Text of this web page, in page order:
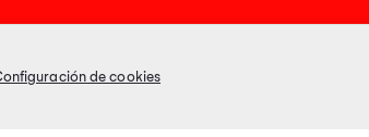
100% Segura
de cookies